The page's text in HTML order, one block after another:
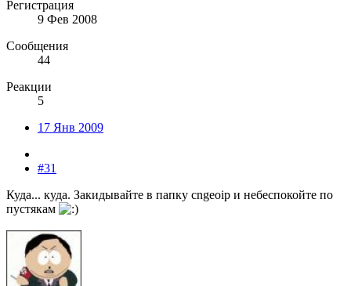
Регистрация
9 Фев 2008
Сообщения
44
Реакции
5
17 Янв 2009
#31
Куда... куда. Закидывайте в папку cngeoip и небеспокойте по
пустякам